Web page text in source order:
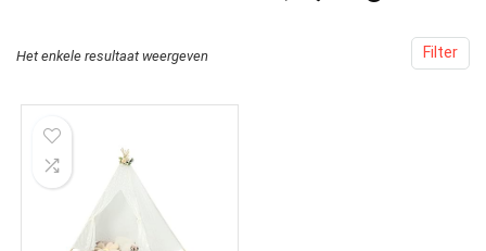
Filter
Het enkele resultaat weergeven